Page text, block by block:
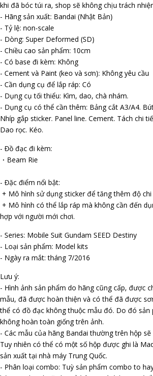
khi đã bóc túi ra, shop sẽ không chịu trách
- Hãng sản xuất: Bandai (Nhật Bản)
- Tỷ lệ: non-scale
- Dòng: Super Deformed (SD)
- Chiều cao sản phẩm: 10cm
- Có base đi kèm: Không
- Cement và Paint (keo và sơn): Không yêu cầu
- Cần dụng cụ để lắp ráp: Có
- Dụng cụ tối thiểu: Kìm, dao, chà nhám.
- Dụng cụ có thể cần thêm: Bảng cắt A3/A4.
Nhíp gắp sticker. Panel line. Cement. Tách chi
Dao rọc. Kéo.
- Đồ đạc đi kèm:
・Beam Rifle
- Đặc điểm nổi bật:
+ Mô hình sử dụng sticker để tăng thêm độ chi
+ Mô hình có thể lắp ráp mà không cần đến
hợp với người mới chơi.
- Series: Mobile Suit Gundam SEED Destiny
- Loại sản phẩm: Model kits
- Ngày ra mắt: tháng 7/2016
Lưu ý:
- Hình ảnh sản phẩm do hãng cũng cấp, được
mẫu, đã được hoàn thiện và có thể đã được
thể có đồ đạc không thuộc mẫu đó. Do đó
không hoàn toàn giống trên ảnh.
- Các mẫu của hãng Bandai thường trên hộp sẽ
Tuy nhiên có thể có một số hộp được ghi là
sản xuất tại nhà máy Trung Quốc.
- Phân loại combo: Tuỳ sản phẩm combo to